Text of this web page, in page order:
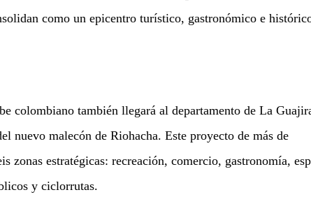
como un epicentro turístico, gastronómico e
colombiano también llegará al departamento de La
nuevo malecón de Riohacha. Este proyecto de más de
zonas estratégicas: recreación, comercio, gastronomía,
y ciclorrutas.